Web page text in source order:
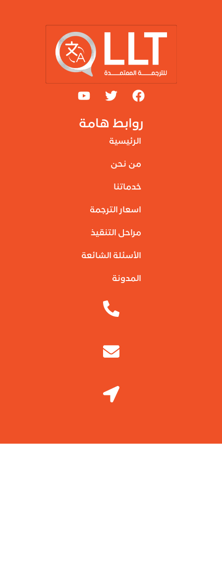
روابط هامة
الرئيسية
من نحن
خدماتنا
اسعار الترجمة
مراحل التنقيذ
الأسئلة الشائعة
المدونة